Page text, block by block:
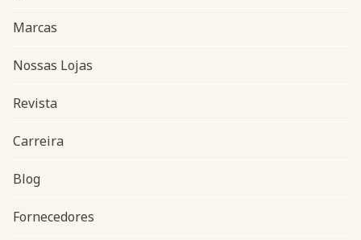
Navegação do rodapé
Marcas
Nossas Lojas
Revista
Carreira
Blog
Fornecedores